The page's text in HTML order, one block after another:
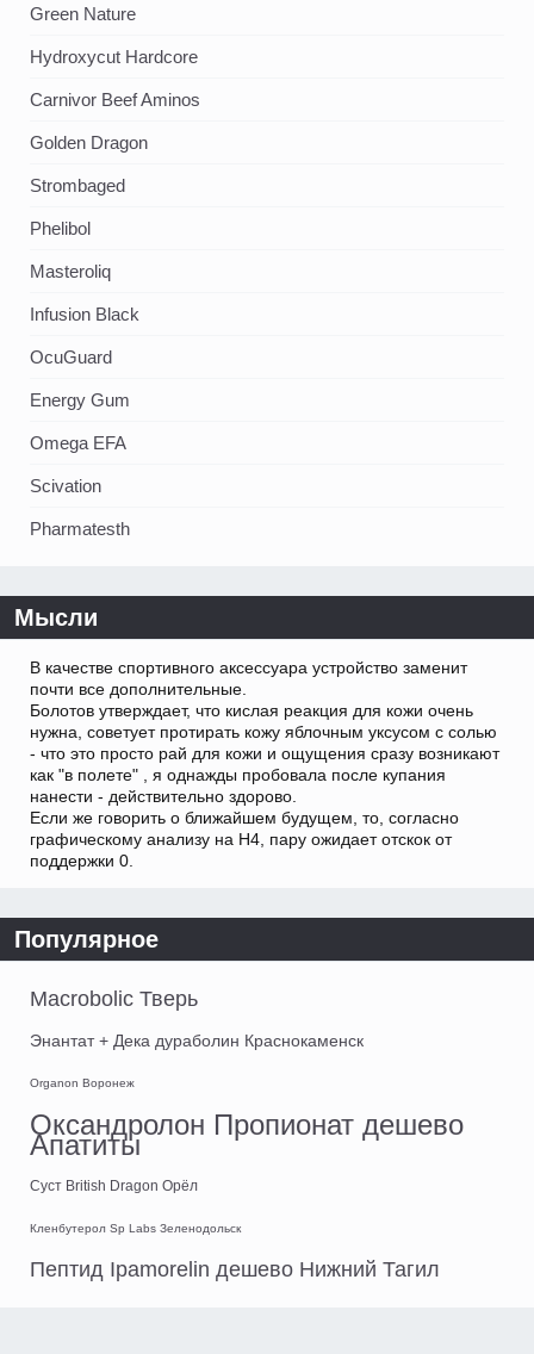
Green Nature
Hydroxycut Hardcore
Carnivor Beef Aminos
Golden Dragon
Strombaged
Phelibol
Masteroliq
Infusion Black
OcuGuard
Energy Gum
Omega EFA
Scivation
Pharmatesth
Мысли
В качестве спортивного аксессуара устройство заменит
почти все дополнительные.
Болотов утверждает, что кислая реакция для кожи очень
нужна, советует протирать кожу яблочным уксусом с солью
- что это просто рай для кожи и ощущения сразу возникают
как "в полете" , я однажды пробовала после купания
нанести - действительно здорово.
Если же говорить о ближайшем будущем, то, согласно
графическому анализу на Н4, пару ожидает отскок от
поддержки 0.
Популярное
Macrobolic Тверь
Энантат + Дека дураболин Краснокаменск
Organon Воронеж
Оксандролон Пропионат дешево
Апатиты
Суст British Dragon Орёл
Кленбутерол Sp Labs Зеленодольск
Пептид Ipamorelin дешево Нижний Тагил